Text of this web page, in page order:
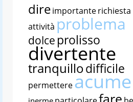
direimportanterichiesta
attività problema
dolce prolisso
divertente
tranquillodifficile
permettereacume
fare